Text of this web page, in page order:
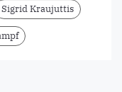
Sigrid Kraujuttis